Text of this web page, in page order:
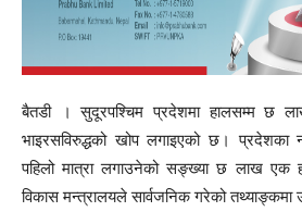
बैतडी । सुदूरपश्चिम प्रदेशमा हालसम्म छ
भाइरसविरुद्धको खोप लगाइएको छ। प्रदेशका
पहिलो मात्रा लगाउनेको सङ्ख्या छ लाख एक
विकास मन्त्रालयले सार्वजनिक गरेको